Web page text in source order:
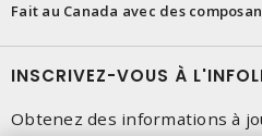
Fait au Canada avec des
INSCRIVEZ-VOUS À
Obtenez des informations à